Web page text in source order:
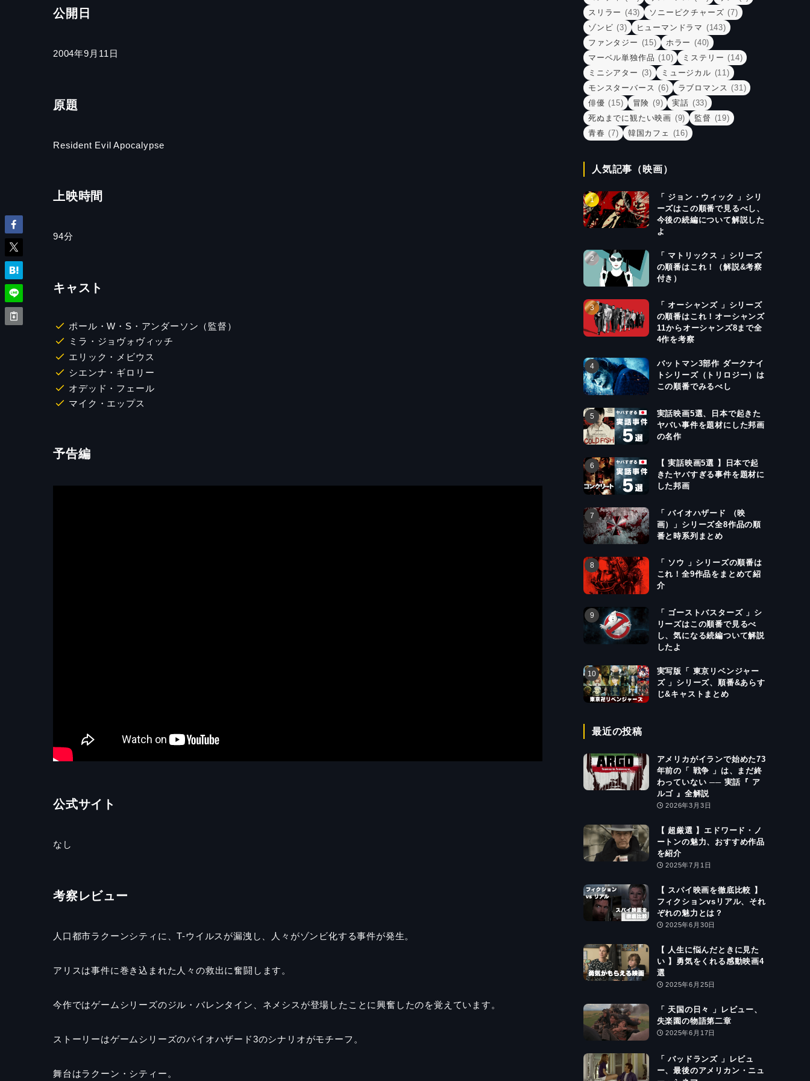
公開日
2004年9月11日
原題
Resident Evil Apocalypse
上映時間
94分
キャスト
ポール・W・S・アンダーソン（監督）
ミラ・ジョヴォヴィッチ
エリック・メビウス
シエンナ・ギロリー
オデッド・フェール
マイク・エップス
予告編
公式サイト
なし
考察レビュー
人口都市ラクーンシティに、T-ウイルスが漏洩し、人々がゾンビ化する事件が発生。
アリスは事件に巻き込まれた人々の救出に奮闘します。
今作ではゲームシリーズのジル・バレンタイン、ネメシスが登場したことに興奮したのを覚えています。
ストーリーはゲームシリーズのバイオハザード3のシナリオがモチーフ。
舞台はラクーン・シティー。
スリラー (43) ソニーピクチャーズ (7)
ゾンビ (3) ヒューマンドラマ (143)
ファンタジー (15) ホラー (40)
マーベル単独作品 (10) ミステリー (14)
ミニシアター (3) ミュージカル (11)
モンスターバース (6) ラブロマンス (31)
俳優 (15) 冒険 (9) 実話 (33)
死ぬまでに観たい映画 (9) 監督 (19)
青春 (7) 韓国カフェ (16)
人気記事（映画）
「 ジョン・ウィック 」シリ
ーズはこの順番で見るべし、
今後の続編について解説した
よ
「 マトリックス 」シリーズ
の順番はこれ！（解説&考察
付き）
「 オーシャンズ 」シリーズ
の順番はこれ！オーシャンズ
11からオーシャンズ8まで全
4作を考察
バットマン3部作 ダークナイ
トシリーズ（トリロジー）は
この順番でみるべし
実話映画5選、日本で起きた
ヤバい事件を題材にした邦画
の名作
【 実話映画5選 】日本で起
きたヤバすぎる事件を題材に
した邦画
「 バイオハザード （映
画）」シリーズ全8作品の順
番と時系列まとめ
「 ソウ 」シリーズの順番は
これ！全9作品をまとめて紹
介
「 ゴーストバスターズ 」シ
リーズはこの順番で見るべ
し、気になる続編ついて解説
したよ
実写版「 東京リベンジャー
ズ 」シリーズ、順番&あらす
じ&キャストまとめ
最近の投稿
アメリカがイランで始めた73
年前の「 戦争 」は、まだ終
わっていない ── 実話『 ア
ルゴ 』全解説
2026年3月3日
【 超厳選 】エドワード・ノ
ートンの魅力、おすすめ作品
を紹介
2025年7月1日
【 スパイ映画を徹底比較 】
フィクションvsリアル、それ
ぞれの魅力とは？
2025年6月30日
【 人生に悩んだときに見た
い 】勇気をくれる感動映画4
選
2025年6月25日
「 天国の日々 」レビュー、
失楽園の物語第二章
2025年6月17日
「 バッドランズ 」レビュ
ー、最後のアメリカン・ニュ